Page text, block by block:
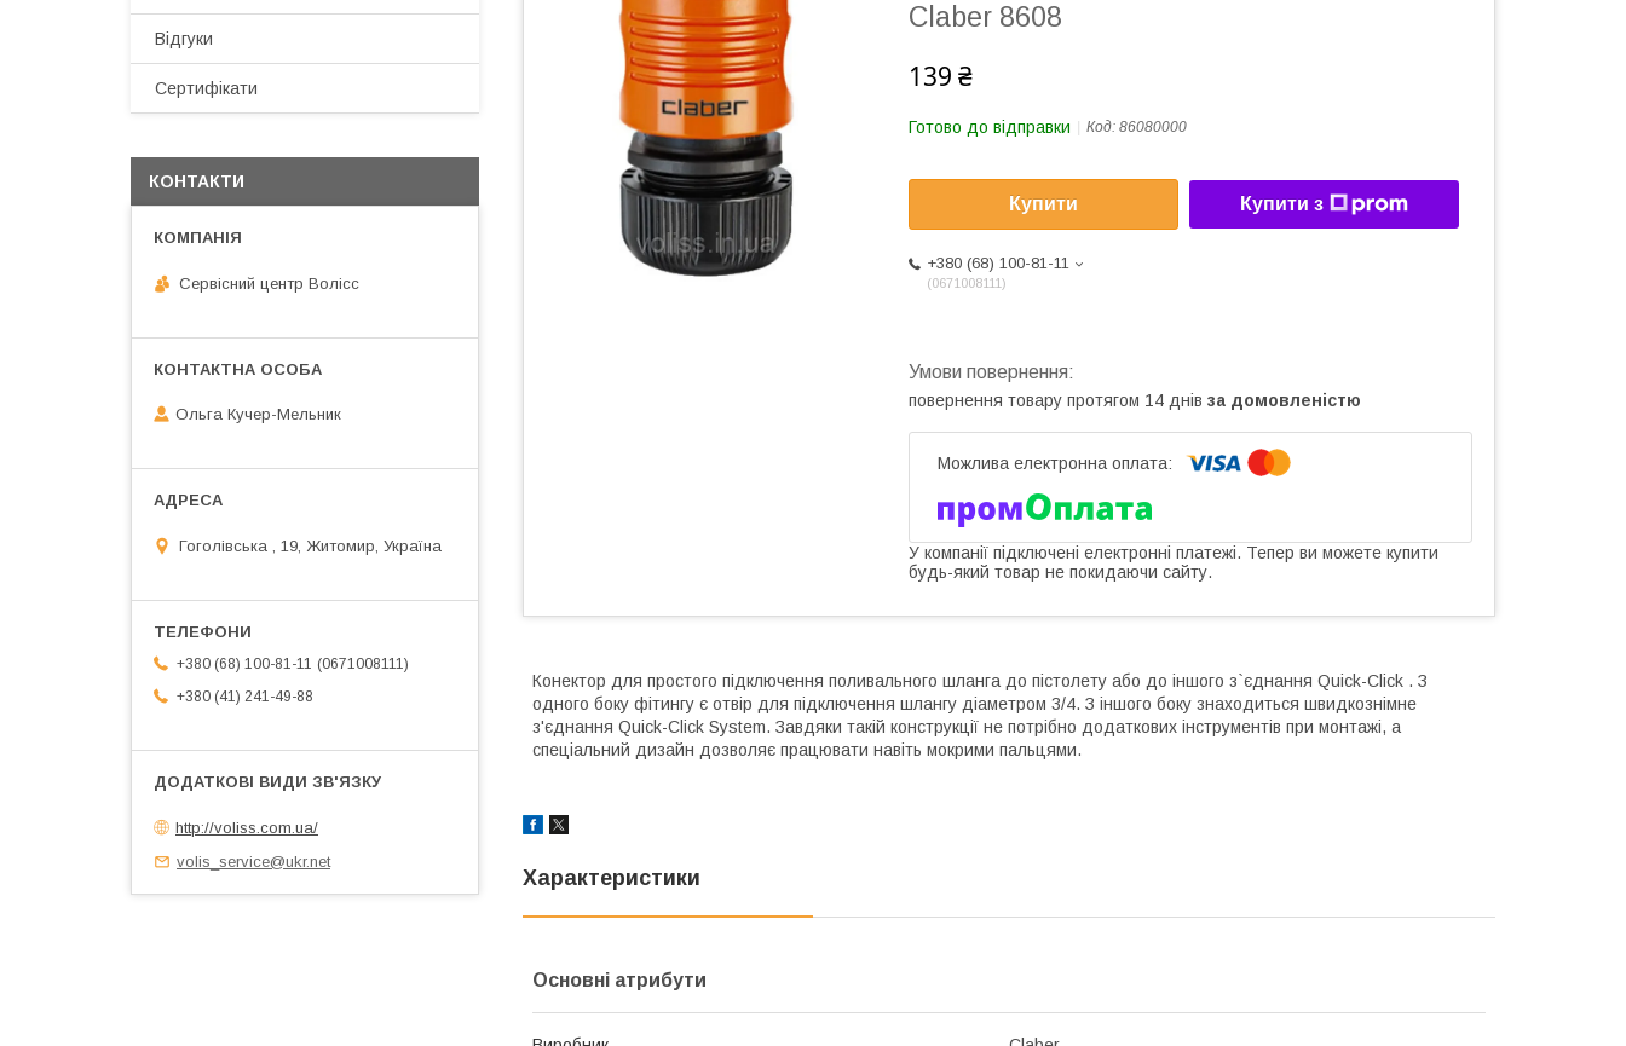
Claber 8608
139 ₴
Готово до відправки Код: 86080000
Купити Купити з
+380 (68) 100-81-11
0671008111
повернення товару протягом 14 днів за домовленістю
У компанії підключені електронні платежі. Тепер ви можете купити
будь-який товар не покидаючи сайту.
Конектор для простого підключення поливального шланга до пістолету або до іншого з`єднання Quick-Click . З
одного боку фітингу є отвір для підключення шлангу діаметром 3/4. З іншого боку знаходиться швидкознімне
з'єднання Quick-Click System. Завдяки такій конструкції не потрібно додаткових інструментів при монтажі, а
спеціальний дизайн дозволяє працювати навіть мокрими пальцями.
Характеристики
Основні атрибути
Відгуки
Сертифікати
КОНТАКТИ
Сервісний центр Волісс
Ольга Кучер-Мельник
Гоголівська , 19, Житомир, Україна
+380 (68) 100-81-11
0671008111
+380 (41) 241-49-88
http://voliss.com.ua/
volis_service@ukr.net